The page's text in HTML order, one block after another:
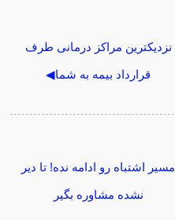
نزدیکترین مراکز درمانی طرف
قرارداد بیمه به شما◀
مسیر اشتباه رو ادامه نده! تا دیر
نشده مشاوره بگیر